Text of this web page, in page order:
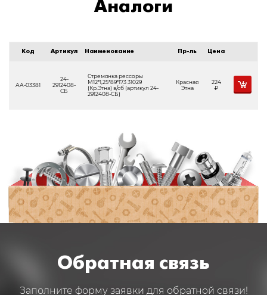
Аналоги
Код Артикул Наименование Пр-ль Цена
АА-03381
24-
2912408-
СБ
Стремянка рессоры
М12*1,25*89*173 31029
(Кр.Этна) в/сб (артикул 24-
2912408-СБ)
Красная
Этна
224
Р
Обратная связь
Заполните форму заявки для обратной связи!